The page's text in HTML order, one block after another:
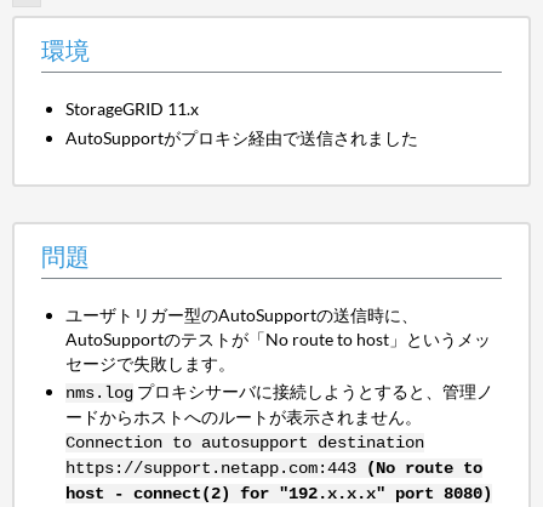
環境
StorageGRID 11.x
AutoSupportがプロキシ経由で送信されました
問題
ユーザトリガー型のAutoSupportの送信時に、
AutoSupportのテストが「No route to host」というメッ
セージで失敗します。
nms.log プロキシサーバに接続しようとすると、管理ノ
ードからホストへのルートが表示されません。
Connection to autosupport destination
https://support.netapp.com:443
(No route to
host - connect(2) for "192.x.x.x" port 8080)